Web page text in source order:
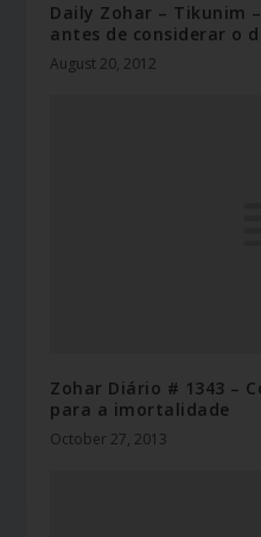
Daily Zohar – Tikunim
antes de considerar o
August 20, 2012
Zohar Diário # 1343 –
para a imortalidade
October 27, 2013